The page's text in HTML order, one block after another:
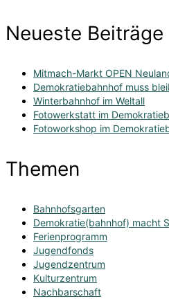
Neueste Beiträge
Mitmach-Markt OPEN
Demokratiebahnhof muss
Winterbahnhof im Weltall
Fotowerkstatt im
Fotoworkshop im
Themen
Bahnhofsgarten
Demokratie(bahnhof) macht
Ferienprogramm
Jugendfonds
Jugendzentrum
Kulturzentrum
Nachbarschaft